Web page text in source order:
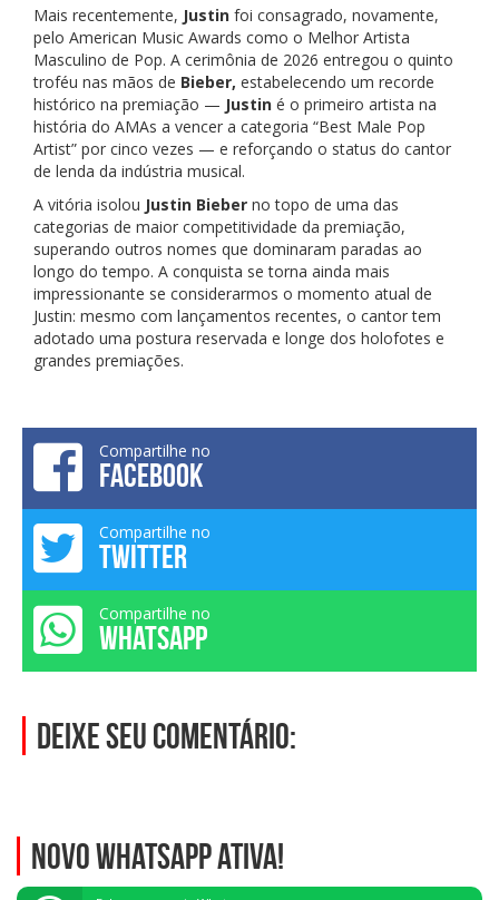
Mais recentemente, Justin foi consagrado, novamente,
pelo American Music Awards como o Melhor Artista
Masculino de Pop. A cerimônia de 2026 entregou o quinto
troféu nas mãos de Bieber, estabelecendo um recorde
histórico na premiação — Justin é o primeiro artista na
história do AMAs a vencer a categoria “Best Male Pop
Artist” por cinco vezes — e reforçando o status do cantor
de lenda da indústria musical.
A vitória isolou Justin Bieber no topo de uma das
categorias de maior competitividade da premiação,
superando outros nomes que dominaram paradas ao
longo do tempo. A conquista se torna ainda mais
impressionante se considerarmos o momento atual de
Justin: mesmo com lançamentos recentes, o cantor tem
adotado uma postura reservada e longe dos holofotes e
grandes premiações.
Compartilhe no
FACEBOOK
Compartilhe no
TWITTER
Compartilhe no
WHATSAPP
Deixe seu comentário:
NOVO WHATSAPP ATIVA!